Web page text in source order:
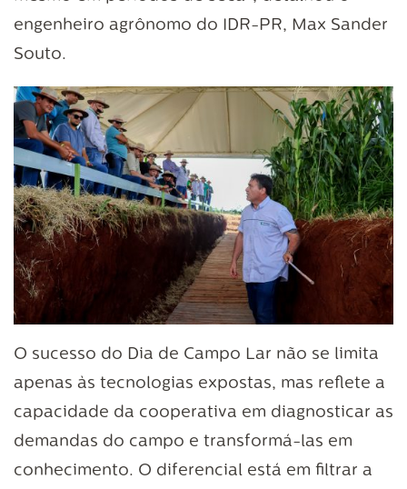
engenheiro agrônomo do IDR-PR, Max Sander
Souto.
O sucesso do Dia de Campo Lar não se limita
apenas às tecnologias expostas, mas reflete a
capacidade da cooperativa em diagnosticar as
demandas do campo e transformá-las em
conhecimento. O diferencial está em filtrar a